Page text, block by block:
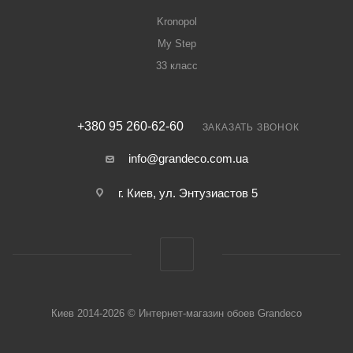
Kronopol
My Step
33 класс
+380 95 260-62-60 ЗАКАЗАТЬ ЗВОНОК
info@grandeco.com.ua
г. Киев, ул. Энтузиастов 5
Киев 2014-2026 © Интернет-магазин обоев Grandeco